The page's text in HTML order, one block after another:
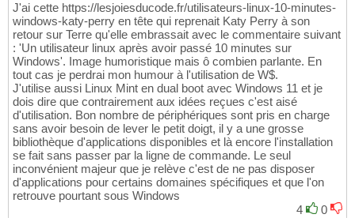
J'ai cette https://lesjoiesducode.fr/utilisateurs-linux-10-minutes-
windows-katy-perry en tête qui reprenait Katy Perry à son
retour sur Terre qu'elle embrassait avec le commentaire suivant
: 'Un utilisateur linux après avoir passé 10 minutes sur
Windows'. Image humoristique mais ô combien parlante. En
tout cas je perdrai mon humour à l'utilisation de W$.
J'utilise aussi Linux Mint en dual boot avec Windows 11 et je
dois dire que contrairement aux idées reçues c'est aisé
d'utilisation. Bon nombre de périphériques sont pris en charge
sans avoir besoin de lever le petit doigt, il y a une grosse
bibliothèque d'applications disponibles et là encore l'installation
se fait sans passer par la ligne de commande. Le seul
inconvénient majeur que je relève c'est de ne pas disposer
d'applications pour certains domaines spécifiques et que l'on
retrouve pourtant sous Windows
4
0